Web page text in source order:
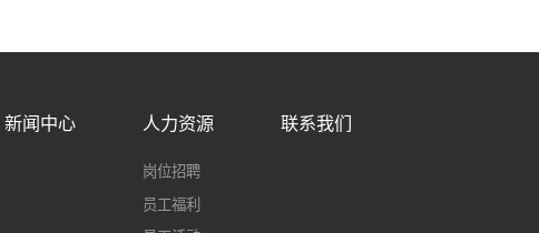
新闻中心 人力资源
岗位招聘
员工福利
联系我们